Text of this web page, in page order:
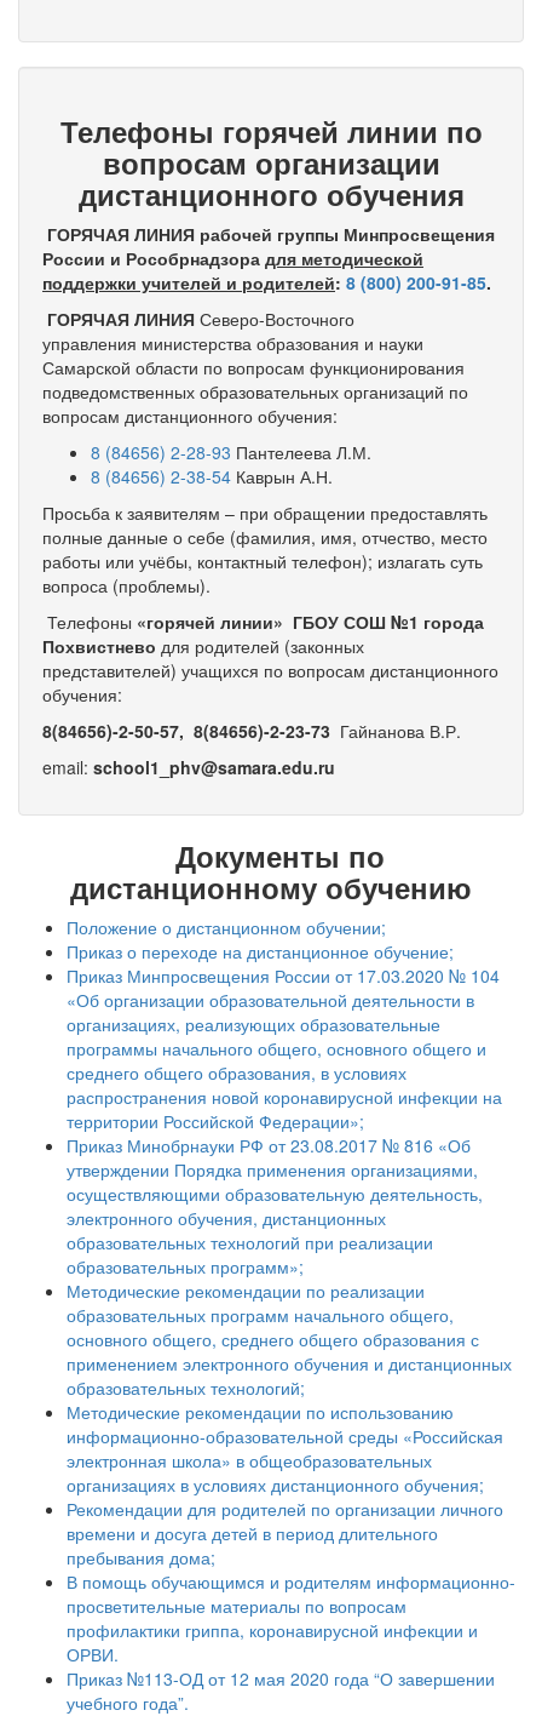
Телефоны горячей линии по
вопросам организации
дистанционного обучения
ГОРЯЧАЯ ЛИНИЯ рабочей группы Минпросвещения
России и Рособрнадзора для методической
поддержки учителей и родителей: 8 (800) 200-91-85.
ГОРЯЧАЯ ЛИНИЯ Северо-Восточного
управления министерства образования и науки
Самарской области по вопросам функционирования
подведомственных образовательных организаций по
вопросам дистанционного обучения:
8 (84656) 2-28-93 Пантелеева Л.М.
8 (84656) 2-38-54 Каврын А.Н.
Просьба к заявителям – при обращении предоставлять
полные данные о себе (фамилия, имя, отчество, место
работы или учёбы, контактный телефон); излагать суть
вопроса (проблемы).
Телефоны «горячей линии» ГБОУ СОШ №1 города
Похвистнево для родителей (законных
представителей) учащихся по вопросам дистанционного
обучения:
8(84656)-2-50-57, 8(84656)-2-23-73 Гайнанова В.Р.
email: school1_phv@samara.edu.ru
Документы по
дистанционному обучению
Положение о дистанционном обучении;
Приказ о переходе на дистанционное обучение;
Приказ Минпросвещения России от 17.03.2020 № 104
«Об организации образовательной деятельности в
организациях, реализующих образовательные
программы начального общего, основного общего и
среднего общего образования, в условиях
распространения новой коронавирусной инфекции на
территории Российской Федерации»;
Приказ Минобрнауки РФ от 23.08.2017 № 816 «Об
утверждении Порядка применения организациями,
осуществляющими образовательную деятельность,
электронного обучения, дистанционных
образовательных технологий при реализации
образовательных программ»;
Методические рекомендации по реализации
образовательных программ начального общего,
основного общего, среднего общего образования с
применением электронного обучения и дистанционных
образовательных технологий;
Методические рекомендации по использованию
информационно-образовательной среды «Российская
электронная школа» в общеобразовательных
организациях в условиях дистанционного обучения;
Рекомендации для родителей по организации личного
времени и досуга детей в период длительного
пребывания дома;
В помощь обучающимся и родителям информационно-
просветительные материалы по вопросам
профилактики гриппа, коронавирусной инфекции и
ОРВИ.
Приказ №113-ОД от 12 мая 2020 года “О завершении
учебного года”.